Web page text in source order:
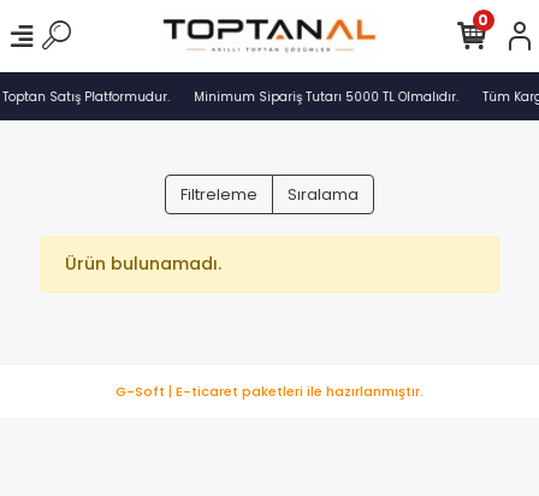
Satış Platformudur. Minimum Sipariş Tutarı 5000 TL Olmalıdır. Tüm
0
Filtreleme Sıralama
Ürün bulunamadı.
G-Soft | E-ticaret paketleri ile hazırlanmıştır.